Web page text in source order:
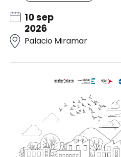
10 sep
2026
Palacio Miramar